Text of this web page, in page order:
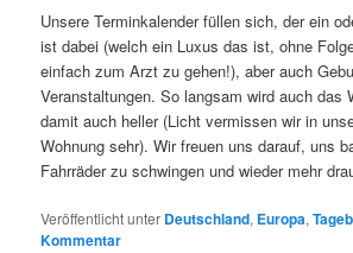
Unsere Terminkalender füllen sich, der ein
ist dabei (welch ein Luxus das ist, ohne
einfach zum Arzt zu gehen!), aber auch
Veranstaltungen. So langsam wird auch das
damit auch heller (Licht vermissen wir in
Wohnung sehr). Wir freuen uns darauf, uns
Fahrräder zu schwingen und wieder mehr
Veröffentlicht unter Deutschland, Europa,
Kommentar